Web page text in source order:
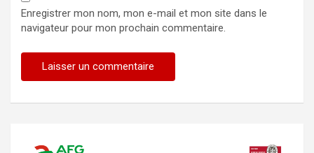
Enregistrer mon nom, mon e-mail et mon site dans le
navigateur pour mon prochain commentaire.